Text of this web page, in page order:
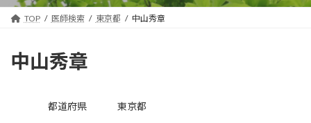
プ
動
TOP 医師検索 東京都 中山秀章
中山秀章
都道府県 東京都